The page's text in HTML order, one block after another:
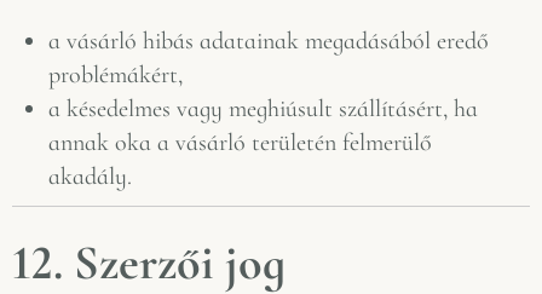
a vásárló hibás adatainak megadásából eredő
problémákért,
a késedelmes vagy meghiúsult szállításért, ha
annak oka a vásárló területén felmerülő
akadály.
12. Szerzői jog